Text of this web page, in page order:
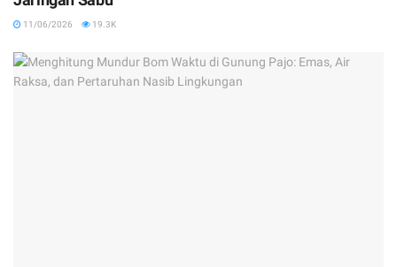
11/06/2026 19.3K